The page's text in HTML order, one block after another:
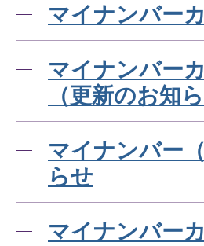
マイナンバー
マイナンバー
（更新のお知
マイナンバー
らせ
マイナンバー